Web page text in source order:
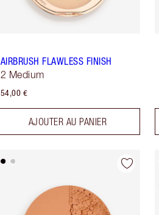
AIRBRUSH FLAWLESS FINISH
2 Medium
54,00 €
AJOUTER AU PANIER